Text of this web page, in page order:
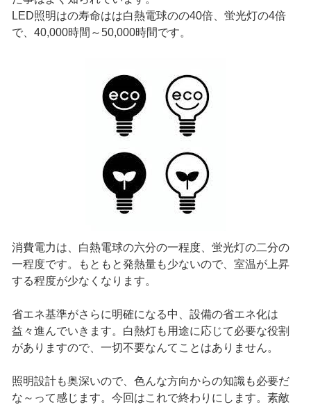
LED照明はの寿命はは白熱電球のの40倍、蛍光灯の4倍
で、40,000時間～50,000時間です。
消費電力は、白熱電球の六分の一程度、蛍光灯の二分の
一程度です。もともと発熱量も少ないので、室温が上昇
する程度が少なくなります。
省エネ基準がさらに明確になる中、設備の省エネ化は
益々進んでいきます。白熱灯も用途に応じて必要な役割
がありますので、一切不要なんてことはありません。
照明設計も奥深いので、色んな方向からの知識も必要だ
な～って感じます。今回はこれで終わりにします。素敵